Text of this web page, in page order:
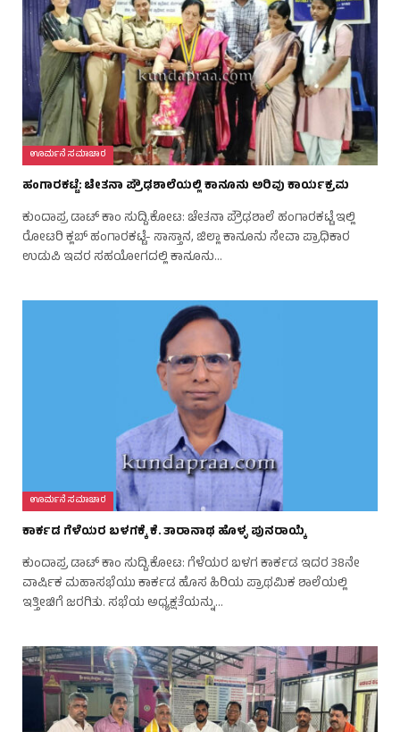
ಊರ್ಮನೆ ಸಮಾಚಾರ
ಹಂಗಾರಕಟ್ಟೆ: ಚೇತನಾ ಪ್ರೌಢಶಾಲೆಯಲ್ಲಿ ಕಾನೂನು ಅರಿವು ಕಾರ್ಯಕ್ರಮ
ಕುಂದಾಪ್ರ ಡಾಟ್‌ ಕಾಂ ಸುದ್ದಿ.ಕೋಟ: ಚೇತನಾ ಪ್ರೌಢಶಾಲೆ ಹಂಗಾರಕಟ್ಟೆ ಇಲ್ಲಿ
ರೋಟರಿ ಕ್ಲಬ್ ಹಂಗಾರಕಟ್ಟೆ- ಸಾಸ್ತಾನ, ಜಿಲ್ಲಾ ಕಾನೂನು ಸೇವಾ ಪ್ರಾಧಿಕಾರ
ಉಡುಪಿ ಇವರ ಸಹಯೋಗದಲ್ಲಿ ಕಾನೂನು…
ಊರ್ಮನೆ ಸಮಾಚಾರ
ಕಾರ್ಕಡ ಗೆಳೆಯರ ಬಳಗಕ್ಕೆ ಕೆ. ತಾರಾನಾಥ ಹೊಳ್ಳ ಪುನರಾಯ್ಕೆ
ಕುಂದಾಪ್ರ ಡಾಟ್‌ ಕಾಂ ಸುದ್ದಿ.ಕೋಟ: ಗೆಳೆಯರ ಬಳಗ ಕಾರ್ಕಡ ಇದರ 38ನೇ
ವಾರ್ಷಿಕ ಮಹಾಸಭೆಯು ಕಾರ್ಕಡ ಹೊಸ ಹಿರಿಯ ಪ್ರಾಥಮಿಕ ಶಾಲೆಯಲ್ಲಿ
ಇತ್ತೀಚಿಗೆ ಜರಗಿತು. ಸಭೆಯ ಅಧ್ಯಕ್ಷತೆಯನ್ನು…